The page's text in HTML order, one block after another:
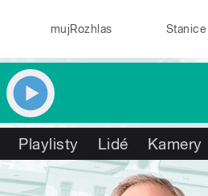
mujRozhlas Stanice
Playlisty Lidé Kamery